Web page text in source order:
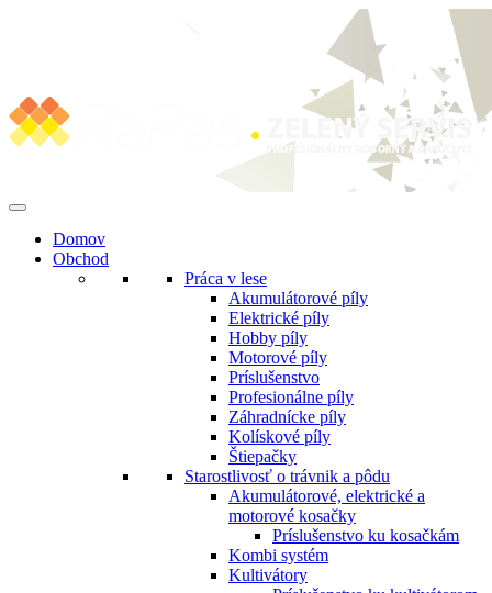
Domov
Obchod
Práca v lese
Akumulátorové píly
Elektrické píly
Hobby píly
Motorové píly
Príslušenstvo
Profesionálne píly
Záhradnícke píly
Kolískové píly
Štiepačky
Starostlivosť o trávnik a pôdu
Akumulátorové, elektrické a
motorové kosačky
Príslušenstvo ku kosačkám
Kombi systém
Kultivátory